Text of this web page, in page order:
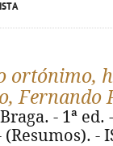
ortónimo,
Fernando
- 1ª
(Resumos). -